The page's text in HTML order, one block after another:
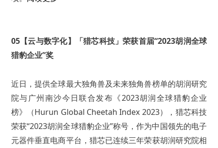
05【云与数字化】「猎芯科技」荣获首届“2023胡润全球
猎豹企业”奖
近日，提供全球最大独角兽及未来独角兽榜单的胡润研究
院与广州南沙今日联合发布《2023胡润全球猎豹企业
榜》（Hurun Global Cheetah Index 2023），猎芯科技
荣获“2023胡润全球猎豹企业”称号，作为中国领先的电子
元器件垂直电商平台，猎芯已连续三年荣获胡润研究院相